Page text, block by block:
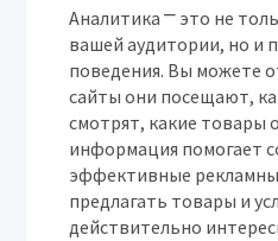
Аналитика ⎻ это не
вашей аудитории, но и
поведения. Вы можете
сайты они посещают,
смотрят, какие товары
информация помогает
эффективные
предлагать товары и
действительно